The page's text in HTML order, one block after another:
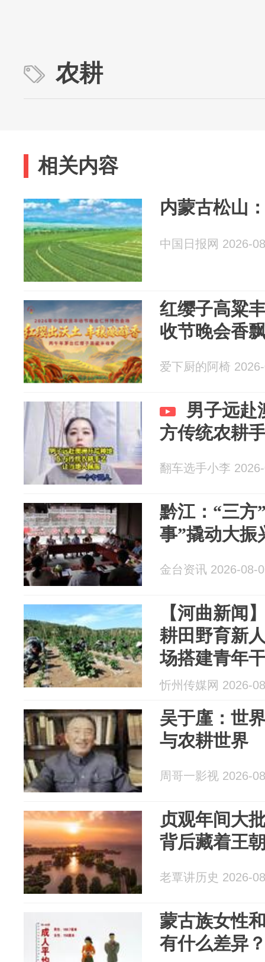
农耕
相关内容
内蒙古松山
中国日报网 2026-
红缨子高粱
收节晚会香
爱下厨的阿椅
男子远赴
方传统农耕
翻车选手小李
黔江：“三方
事”撬动大振
金台资讯 2026-08-
【河曲新闻
耕田野育新
场搭建青年
忻州传媒网 2026-
吴于廑：世
与农耕世界
周哥一影视 2026-
贞观年间大
背后藏着王
老覃讲历史 2026-
蒙古族女性
有什么差异